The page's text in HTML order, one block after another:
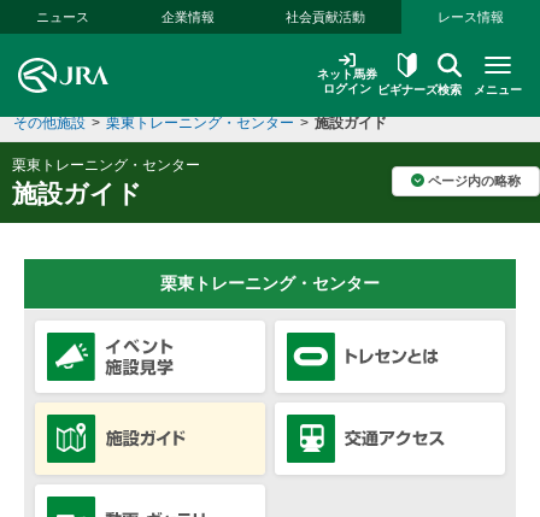
本文へ移動する
ニュース 企業情報 社会貢献活動 レース情報
ネット馬券
ログイン
ビギナーズ検索 メニュー
その他施設 > 栗東トレーニング・センター > 施設ガイド
栗東トレーニング・センター
施設ガイド ページ内の略称
栗東トレーニング・センター